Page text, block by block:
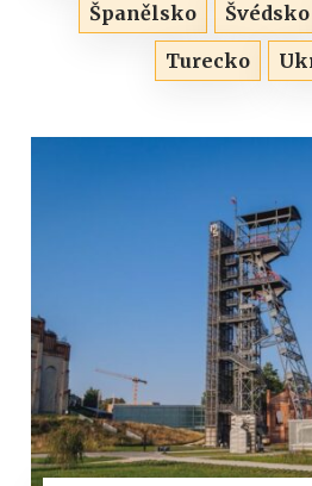
Španělsko
Švédsko
Turecko